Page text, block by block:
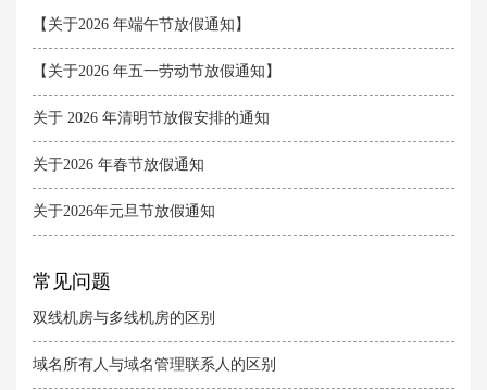
【关于2026 年端午节放假通知】
【关于2026 年五一劳动节放假通知】
关于 2026 年清明节放假安排的通知
关于2026 年春节放假通知
关于2026年元旦节放假通知
常见问题
双线机房与多线机房的区别
域名所有人与域名管理联系人的区别